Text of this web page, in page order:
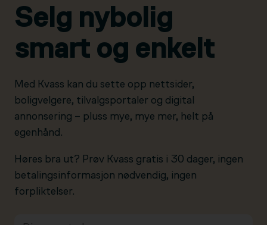
Selg nybolig
smart og enkelt
Med Kvass kan du sette opp nettsider,
boligvelgere, tilvalgsportaler og digital
annonsering – pluss mye, mye mer, helt på
egenhånd.
Høres bra ut? Prøv Kvass gratis i 30 dager, ingen
betalingsinformasjon nødvendig, ingen
forpliktelser.